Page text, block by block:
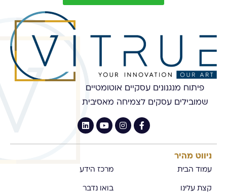
פיתוח מנגנונים עסקיים אוטומטיים
שמובילים עסקים לצמיחה מאסיבית
ניווט מהיר
עמוד הבית
קצת עלינו
מרכז הידע
בואו נדבר